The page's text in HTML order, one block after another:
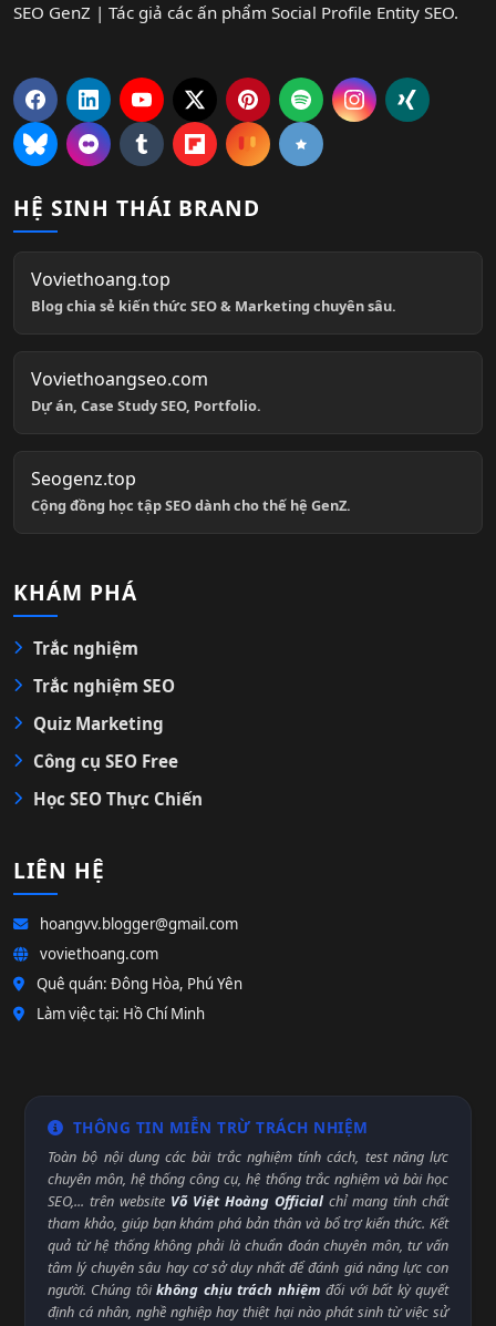
SEO GenZ | Tác giả các ấn phẩm Social Profile Entity SEO.
HỆ SINH THÁI BRAND
Voviethoang.top
Blog chia sẻ kiến thức SEO & Marketing chuyên sâu.
Voviethoangseo.com
Dự án, Case Study SEO, Portfolio.
Seogenz.top
Cộng đồng học tập SEO dành cho thế hệ GenZ.
KHÁM PHÁ
Trắc nghiệm
Trắc nghiệm SEO
Quiz Marketing
Công cụ SEO Free
Học SEO Thực Chiến
LIÊN HỆ
hoangvv.blogger@gmail.com
voviethoang.com
Quê quán: Đông Hòa, Phú Yên
Làm việc tại: Hồ Chí Minh
THÔNG TIN MIỄN TRỪ TRÁCH NHIỆM
Toàn bộ nội dung các bài trắc nghiệm tính cách, test năng lực
chuyên môn, hệ thống công cụ, hệ thống trắc nghiệm và bài học
SEO,... trên website Võ Việt Hoàng Official chỉ mang tính chất
tham khảo, giúp bạn khám phá bản thân và bổ trợ kiến thức. Kết
quả từ hệ thống không phải là chuẩn đoán chuyên môn, tư vấn
tâm lý chuyên sâu hay cơ sở duy nhất để đánh giá năng lực con
người. Chúng tôikhông chịu trách nhiệm đối với bất kỳ quyết
định cá nhân, nghề nghiệp hay thiệt hại nào phát sinh từ việc sử